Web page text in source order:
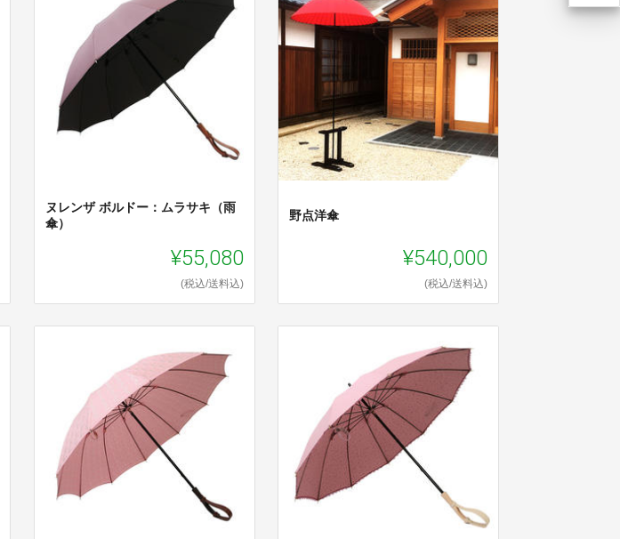
ヌレンザ ボルドー：ムラサキ（雨
傘）
¥55,080
(税込/送料込)
野点洋傘
¥540,000
(税込/送料込)